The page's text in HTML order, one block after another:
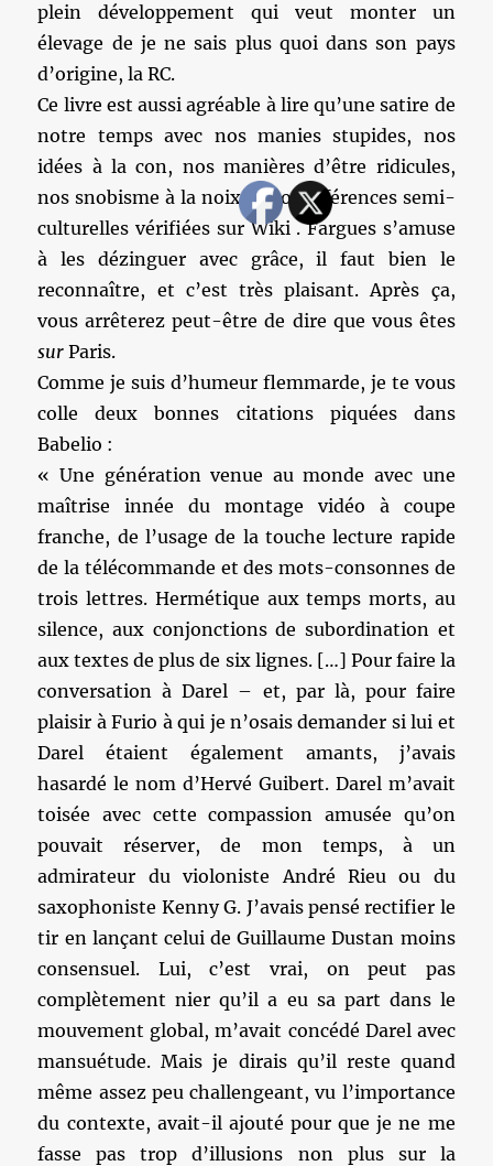
plein développement qui veut monter un
élevage de je ne sais plus quoi dans son pays
d’origine, la RC.
Ce livre est aussi agréable à lire qu’une satire de
notre temps avec nos manies stupides, nos
idées à la con, nos manières d’être ridicules,
nos snobisme à la noix et nos références semi-
culturelles vérifiées sur Wiki . Fargues s’amuse
à les dézinguer avec grâce, il faut bien le
reconnaître, et c’est très plaisant. Après ça,
vous arrêterez peut-être de dire que vous êtes
surParis.
Comme je suis d’humeur flemmarde, je te vous
colle deux bonnes citations piquées dans
Babelio :
« Une génération venue au monde avec une
maîtrise innée du montage vidéo à coupe
franche, de l’usage de la touche lecture rapide
de la télécommande et des mots-consonnes de
trois lettres. Hermétique aux temps morts, au
silence, aux conjonctions de subordination et
aux textes de plus de six lignes. […] Pour faire la
conversation à Darel – et, par là, pour faire
plaisir à Furio à qui je n’osais demander si lui et
Darel étaient également amants, j’avais
hasardé le nom d’Hervé Guibert. Darel m’avait
toisée avec cette compassion amusée qu’on
pouvait réserver, de mon temps, à un
admirateur du violoniste André Rieu ou du
saxophoniste Kenny G. J’avais pensé rectifier le
tir en lançant celui de Guillaume Dustan moins
consensuel. Lui, c’est vrai, on peut pas
complètement nier qu’il a eu sa part dans le
mouvement global, m’avait concédé Darel avec
mansuétude. Mais je dirais qu’il reste quand
même assez peu challengeant, vu l’importance
du contexte, avait-il ajouté pour que je ne me
fasse pas trop d’illusions non plus sur la